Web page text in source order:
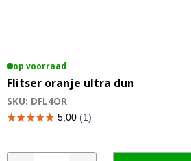
op voorraad
Flitser oranje ultra dun
SKU: DFL4OR